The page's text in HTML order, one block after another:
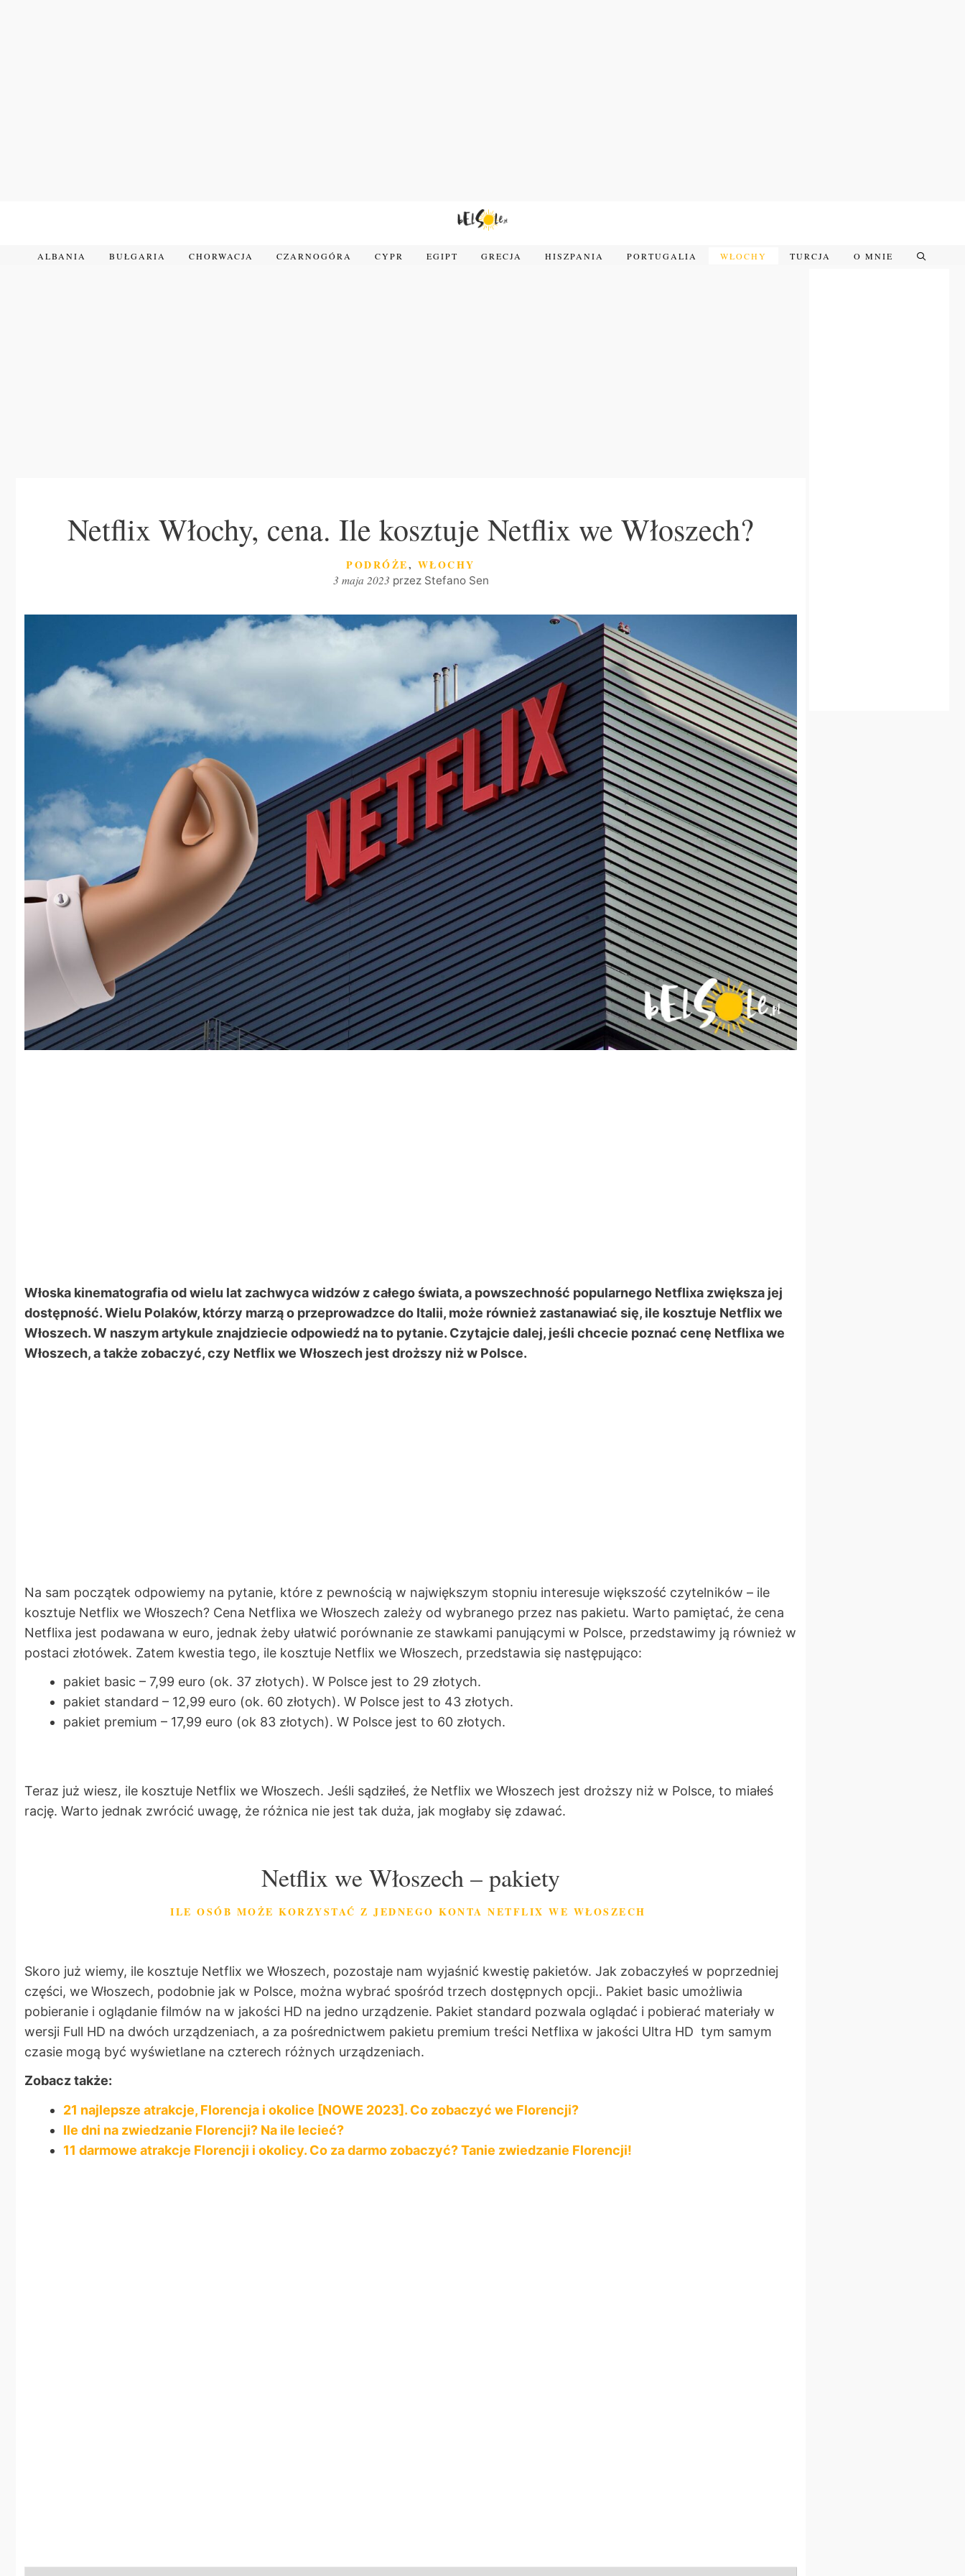
ALBANIA BUŁGARIA CHORWACJA CZARNOGÓRA CYPR EGIPT GRECJA HISZPANIA PORTUGALIA WŁOCHY TURCJA O MNIE
Netflix Włochy, cena. Ile kosztuje Netflix we Włoszech?
KATEGORIE
PODRÓŻE, WŁOCHY
3 maja 2023 przez Stefano Sen
Włoska kinematografia od wielu lat zachwyca widzów z całego świata, a powszechność popularnego Netflixa zwiększa jej
dostępność. Wielu Polaków, którzy marzą o przeprowadzce do Italii, może również zastanawiać się, ile kosztuje Netflix we
Włoszech. W naszym artykule znajdziecie odpowiedź na to pytanie. Czytajcie dalej, jeśli chcecie poznać cenę Netflixa we
Włoszech, a także zobaczyć, czy Netflix we Włoszech jest droższy niż w Polsce.
Na sam początek odpowiemy na pytanie, które z pewnością w największym stopniu interesuje większość czytelników – ile
kosztuje Netflix we Włoszech? Cena Netflixa we Włoszech zależy od wybranego przez nas pakietu. Warto pamiętać, że cena
Netflixa jest podawana w euro, jednak żeby ułatwić porównanie ze stawkami panującymi w Polsce, przedstawimy ją również w
postaci złotówek. Zatem kwestia tego, ile kosztuje Netflix we Włoszech, przedstawia się następująco:
pakiet basic – 7,99 euro (ok. 37 złotych). W Polsce jest to 29 złotych.
pakiet standard – 12,99 euro (ok. 60 złotych). W Polsce jest to 43 złotych.
pakiet premium – 17,99 euro (ok 83 złotych). W Polsce jest to 60 złotych.
Teraz już wiesz, ile kosztuje Netflix we Włoszech. Jeśli sądziłeś, że Netflix we Włoszech jest droższy niż w Polsce, to miałeś
rację. Warto jednak zwrócić uwagę, że różnica nie jest tak duża, jak mogłaby się zdawać.
Netflix we Włoszech – pakiety
ILE OSÓB MOŻE KORZYSTAĆ Z JEDNEGO KONTA NETFLIX WE WŁOSZECH
Skoro już wiemy, ile kosztuje Netflix we Włoszech, pozostaje nam wyjaśnić kwestię pakietów. Jak zobaczyłeś w poprzedniej
części, we Włoszech, podobnie jak w Polsce, można wybrać spośród trzech dostępnych opcji.. Pakiet basic umożliwia
pobieranie i oglądanie filmów na w jakości HD na jedno urządzenie. Pakiet standard pozwala oglądać i pobierać materiały w
wersji Full HD na dwóch urządzeniach, a za pośrednictwem pakietu premium treści Netflixa w jakości Ultra HD tym samym
czasie mogą być wyświetlane na czterech różnych urządzeniach.
Zobacz także:
21 najlepsze atrakcje, Florencja i okolice [NOWE 2023]. Co zobaczyć we Florencji?
Ile dni na zwiedzanie Florencji? Na ile lecieć?
11 darmowe atrakcje Florencji i okolicy. Co za darmo zobaczyć? Tanie zwiedzanie Florencji!